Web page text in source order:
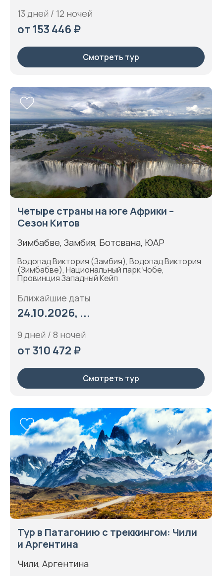
13 дней / 12 ночей
от 153 446 ₽
Смотреть тур
Четыре страны на юге Африки –
Сезон Китов
Зимбабве, Замбия, Ботсвана, ЮАР
Водопад Виктория (Замбия), Водопад Виктория
(Зимбабве), Национальный парк Чобе,
Провинция Западный Кейп
Ближайшие даты
24.10.2026, ...
9 дней / 8 ночей
от 310 472 ₽
Смотреть тур
Тур в Патагонию с треккингом: Чили
и Аргентина
Чили, Аргентина